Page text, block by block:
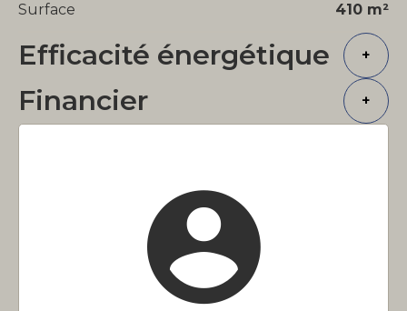
Surface 410 m²
Efficacité énergétique +
Financier +